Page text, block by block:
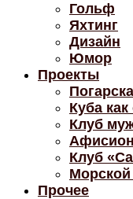
Гольф
Яхтинг
Дизайн
Юмор
Проекты
Куба
Клуб
Клуб
Прочее